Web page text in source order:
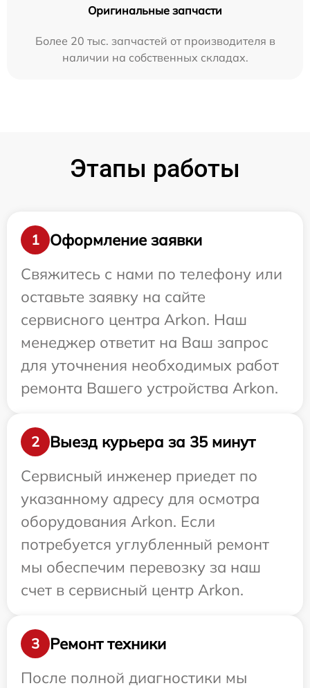
Оригинальные запчасти
Более 20 тыс. запчастей от производителя в
наличии на собственных складах.
Этапы работы
1
Оформление заявки
Свяжитесь с нами по телефону или
оставьте заявку на сайте
сервисного центра Arkon. Наш
менеджер ответит на Ваш запрос
для уточнения необходимых работ
ремонта Вашего устройства Arkon.
2
Выезд курьера за 35 минут
Сервисный инженер приедет по
указанному адресу для осмотра
оборудования Arkon. Если
потребуется углубленный ремонт
мы обеспечим перевозку за наш
счет в сервисный центр Arkon.
3
Ремонт техники
После полной диагностики мы